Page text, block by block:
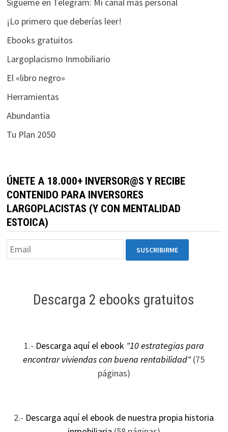
Sígueme en Telegram: Mi canal más personal
¡Lo primero que deberías leer!
Ebooks gratuitos
Largoplacismo Inmobiliario
El «libro negro»
Herramientas
Abundantia
Tu Plan 2050
ÚNETE A 18.000+ INVERSOR@S Y RECIBE
CONTENIDO PARA INVERSORES
LARGOPLACISTAS (Y CON MENTALIDAD
ESTOICA)
Descarga 2 ebooks gratuitos
1.- Descarga aquí el ebook "10 estrategias para
encontrar viviendas con buena rentabilidad"(75
páginas)
2.- Descarga aquí el ebook de nuestra propia historia